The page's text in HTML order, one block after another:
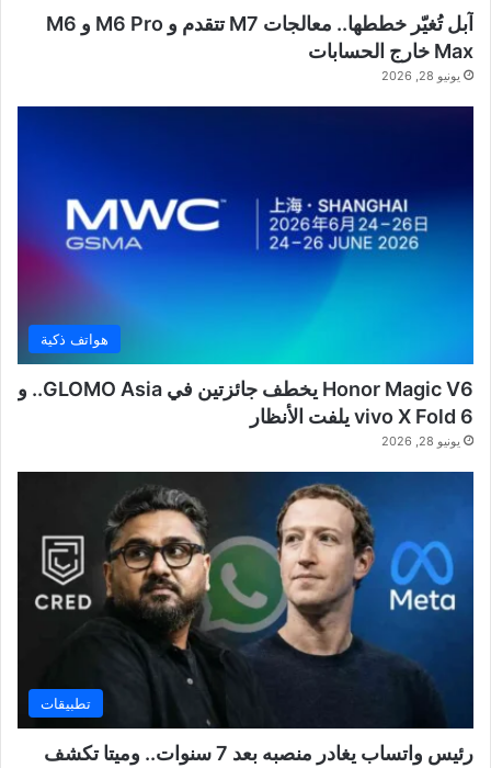
آبل تُغيّر خططها.. معالجات M7 تتقدم و M6 Pro و M6
Max خارج الحسابات
يونيو 28, 2026
هواتف ذكية
Honor Magic V6 يخطف جائزتين في GLOMO Asia.. و
vivo X Fold 6 يلفت الأنظار
يونيو 28, 2026
تطبيقات
رئيس واتساب يغادر منصبه بعد 7 سنوات.. وميتا تكشف